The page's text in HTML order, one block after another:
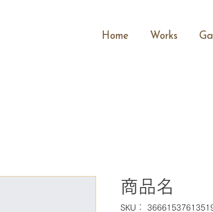
Home Works
商品名
SKU：